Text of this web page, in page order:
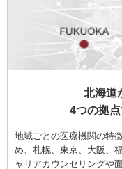
北海道
4つの拠
地域ごとの医療機関の特
め、札幌、東京、大阪、
ャリアカウンセリングや